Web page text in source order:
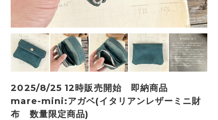
2025/8/25 12時販売開始 即納商品
mare-mini:アガベ(イタリアンレザーミニ財
布 数量限定商品)